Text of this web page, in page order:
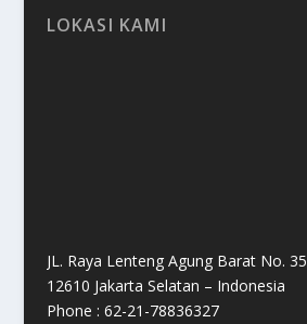
LOKASI KAMI
JL. Raya Lenteng Agung Barat No. 35
12610 Jakarta Selatan – Indonesia
Phone : 62-21-78836327